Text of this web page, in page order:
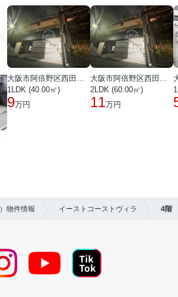
目
大阪市阿倍野区西田辺町１丁目
1LDK (40.00㎡)
9万円
大阪市阿倍野区西田辺町１丁目
2LDK (60.00㎡)
11万円
物件情報 イーストコーストヴィラ 4階